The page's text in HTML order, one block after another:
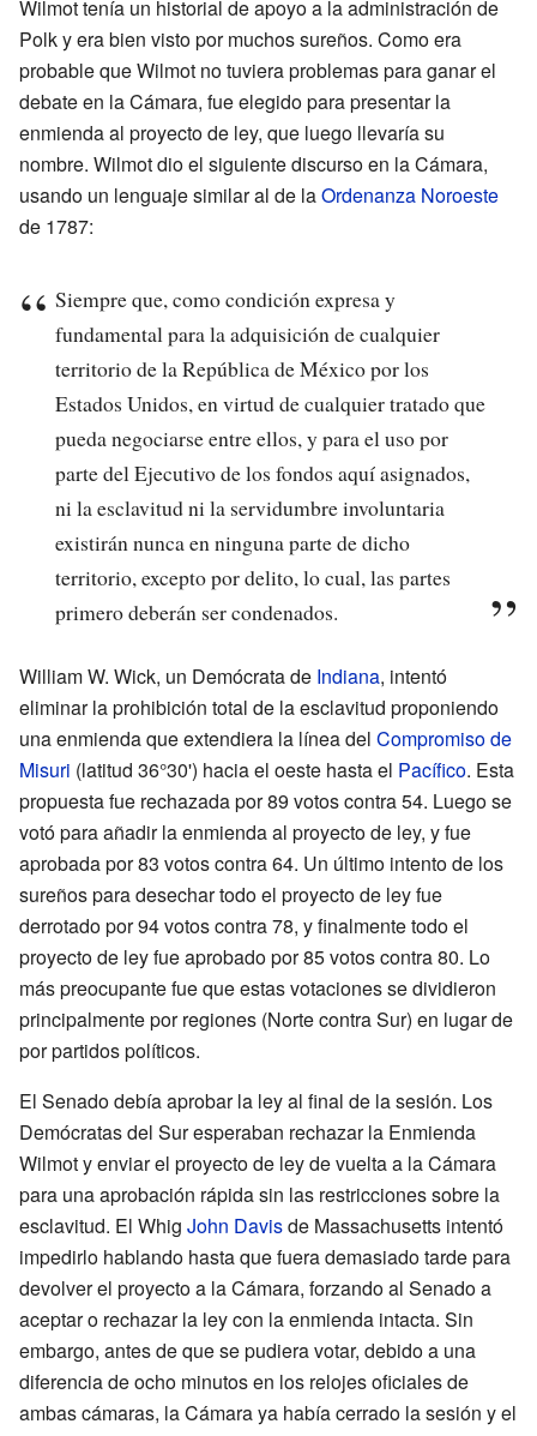
Wilmot tenía un historial de apoyo a la administración de
Polk y era bien visto por muchos sureños. Como era
probable que Wilmot no tuviera problemas para ganar el
debate en la Cámara, fue elegido para presentar la
enmienda al proyecto de ley, que luego llevaría su
nombre. Wilmot dio el siguiente discurso en la Cámara,
usando un lenguaje similar al de laOrdenanza Noroeste
de 1787:
Siempre que, como condición expresa y
fundamental para la adquisición de cualquier
territorio de la República de México por los
Estados Unidos, en virtud de cualquier tratado que
pueda negociarse entre ellos, y para el uso por
parte del Ejecutivo de los fondos aquí asignados,
ni la esclavitud ni la servidumbre involuntaria
existirán nunca en ninguna parte de dicho
territorio, excepto por delito, lo cual, las partes
primero deberán ser condenados.
William W. Wick, un Demócrata de Indiana, intentó
eliminar la prohibición total de la esclavitud proponiendo
una enmienda que extendiera la línea del Compromiso de
Misuri (latitud 36°30') hacia el oeste hasta el Pacífico. Esta
propuesta fue rechazada por 89 votos contra 54. Luego se
votó para añadir la enmienda al proyecto de ley, y fue
aprobada por 83 votos contra 64. Un último intento de los
sureños para desechar todo el proyecto de ley fue
derrotado por 94 votos contra 78, y finalmente todo el
proyecto de ley fue aprobado por 85 votos contra 80. Lo
más preocupante fue que estas votaciones se dividieron
principalmente por regiones (Norte contra Sur) en lugar de
por partidos políticos.
El Senado debía aprobar la ley al final de la sesión. Los
Demócratas del Sur esperaban rechazar la Enmienda
Wilmot y enviar el proyecto de ley de vuelta a la Cámara
para una aprobación rápida sin las restricciones sobre la
esclavitud. El Whig John Davisde Massachusetts intentó
impedirlo hablando hasta que fuera demasiado tarde para
devolver el proyecto a la Cámara, forzando al Senado a
aceptar o rechazar la ley con la enmienda intacta. Sin
embargo, antes de que se pudiera votar, debido a una
diferencia de ocho minutos en los relojes oficiales de
ambas cámaras, la Cámara ya había cerrado la sesión y el